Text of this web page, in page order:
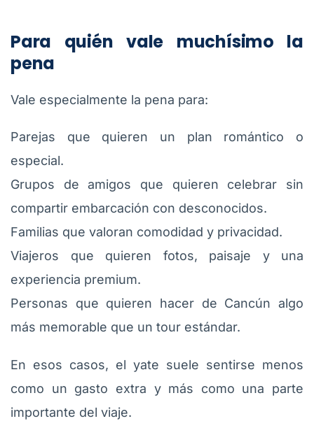
Para quién vale muchísimo la
pena
Vale especialmente la pena para:
Parejas que quieren un plan romántico o
especial.
Grupos de amigos que quieren celebrar sin
compartir embarcación con desconocidos.
Familias que valoran comodidad y privacidad.
Viajeros que quieren fotos, paisaje y una
experiencia premium.
Personas que quieren hacer de Cancún algo
más memorable que un tour estándar.
En esos casos, el yate suele sentirse menos
como un gasto extra y más como una parte
importante del viaje.